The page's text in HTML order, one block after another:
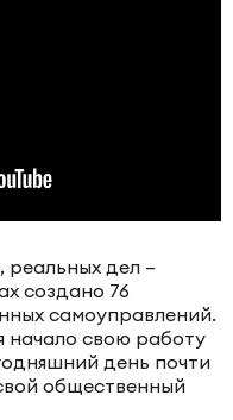
дел –
создано 76
самоуправлений.
начало свою работу
день почти
общественный